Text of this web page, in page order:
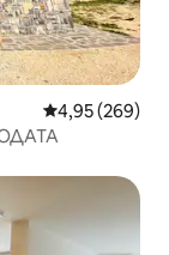
Средна
4,95 (269)